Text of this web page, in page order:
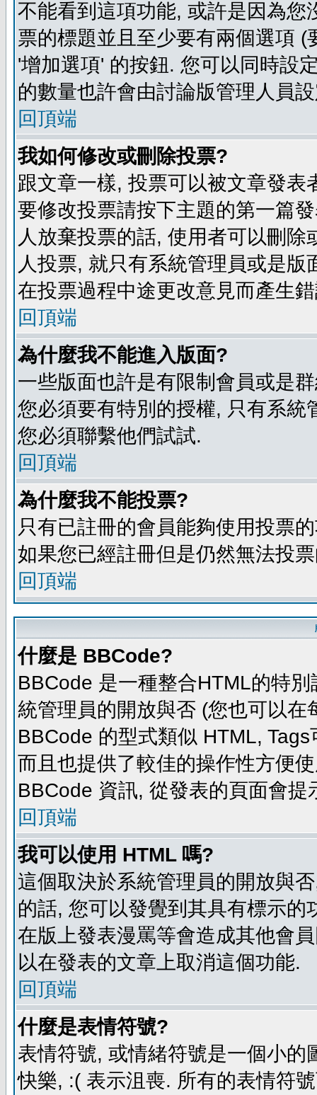
不能看到這項功能, 或許是因為
票的標題並且至少要有兩個選項
'增加選項' 的按鈕. 您可以同時設
的數量也許會由討論版管理人員
回頂端
我如何修改或刪除投票?
跟文章一樣, 投票可以被文章發
要修改投票請按下主題的第一篇
人放棄投票的話, 使用者可以刪
人投票, 就只有系統管理員或是
在投票過程中途更改意見而產生
回頂端
為什麼我不能進入版面?
一些版面也許是有限制會員或是
您必須要有特別的授權, 只有系
您必須聯繫他們試試.
回頂端
為什麼我不能投票?
只有已註冊的會員能夠使用投票
如果您已經註冊但是仍然無法投
回頂端
什麼是 BBCode?
BBCode 是一種整合HTML的特
統管理員的開放與否 (您也可以
BBCode 的型式類似 HTML,
而且也提供了較佳的操作性方便
BBCode 資訊, 從發表的頁面會提
回頂端
我可以使用 HTML 嗎?
這個取決於系統管理員的開放與
的話, 您可以發覺到其具有標示
在版上發表漫罵等會造成其他會
以在發表的文章上取消這個功能.
回頂端
什麼是表情符號?
表情符號, 或情緒符號是一個小
快樂, :( 表示沮喪. 所有的表情符